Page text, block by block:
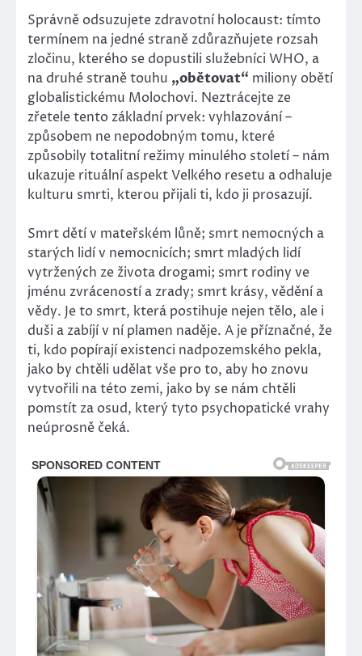
Správně odsuzujete zdravotní holocaust: tímto
termínem na jedné straně zdůrazňujete rozsah
zločinu, kterého se dopustili služebníci WHO, a
na druhé straně touhu „obětovat“ miliony obětí
globalistickému Molochovi. Neztrácejte ze
zřetele tento základní prvek: vyhlazování –
způsobem ne nepodobným tomu, které
způsobily totalitní režimy minulého století – nám
ukazuje rituální aspekt Velkého resetu a odhaluje
kulturu smrti, kterou přijali ti, kdo ji prosazují.
Smrt dětí v mateřském lůně; smrt nemocných a
starých lidí v nemocnicích; smrt mladých lidí
vytržených ze života drogami; smrt rodiny ve
jménu zvráceností a zrady; smrt krásy, vědění a
vědy. Je to smrt, která postihuje nejen tělo, ale i
duši a zabíjí v ní plamen naděje. A je příznačné, že
ti, kdo popírají existenci nadpozemského pekla,
jako by chtěli udělat vše pro to, aby ho znovu
vytvořili na této zemi, jako by se nám chtěli
pomstít za osud, který tyto psychopatické vrahy
neúprosně čeká.